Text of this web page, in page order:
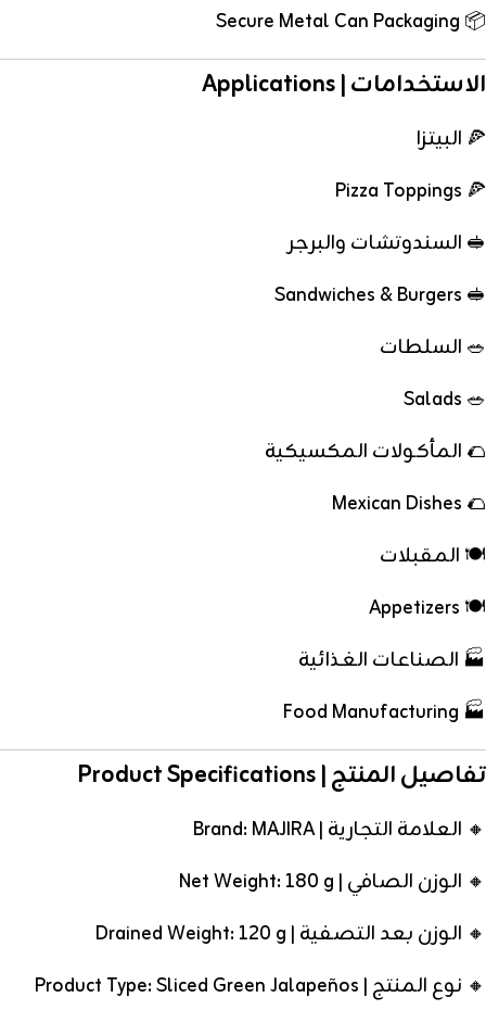
📦 Secure Metal Can Packaging
الاستخدامات | Applications
🍕 البيتزا
🍕 Pizza Toppings
🥪 السندوتشات والبرجر
🥪 Sandwiches & Burgers
🥗 السلطات
🥗 Salads
🌮 المأكولات المكسيكية
🌮 Mexican Dishes
🍽️ المقبلات
🍽️ Appetizers
🏭 الصناعات الغذائية
🏭 Food Manufacturing
تفاصيل المنتج | Product Specifications
🔸 العلامة التجارية | Brand: MAJIRA
🔸 الوزن الصافي | Net Weight: 180 g
🔸 الوزن بعد التصفية | Drained Weight: 120 g
🔸 نوع المنتج | Product Type: Sliced Green Jalapeños